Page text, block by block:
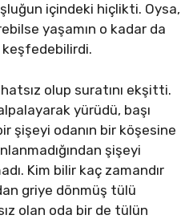
içindeki hiçlikti. Oysa,
yaşamın o kadar da
keşfedebilirdi.
olup suratını ekşitti.
yürüdü, başı
şişeyi odanın bir köşesine
şişeyi
Kim bilir kaç zamandır
griye dönmüş tülü
olan oda bir de tülün